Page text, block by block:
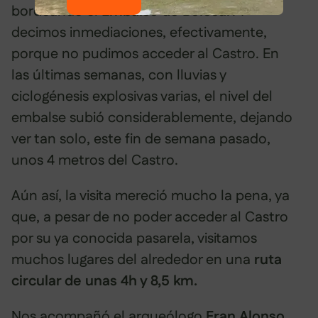
bordeando el Embalse de Belesar. Y
decimos inmediaciones, efectivamente,
porque no pudimos acceder al Castro. En
las últimas semanas, con lluvias y
ciclogénesis explosivas varias, el nivel del
embalse subió considerablemente, dejando
ver tan solo, este fin de semana pasado,
unos 4 metros del Castro.
Aún así, la visita mereció mucho la pena, ya
que, a pesar de no poder acceder al Castro
por su ya conocida pasarela, visitamos
muchos lugares del alrededor en una ruta
circular de unas 4h y 8,5 km.